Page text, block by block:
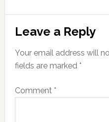
Interactions
Leave a Reply
Your email address will
fields are marked *
Comment *